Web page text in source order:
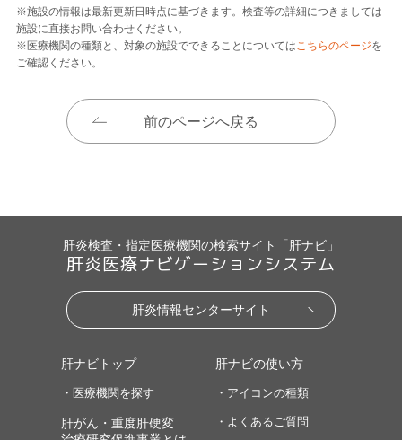
※施設の情報は最新更新日時点に基づきます。検査等の詳細につきましては
施設に直接お問い合わせください。
※医療機関の種類と、対象の施設でできることについてはこちらのページを
ご確認ください。
前のページへ戻る
肝炎検査・指定医療機関の検索サイト「肝ナビ」
肝炎医療ナビゲーションシステム
肝炎情報センターサイト
肝ナビトップ
・医療機関を探す
肝がん・重度肝硬変
肝ナビの使い方
・アイコンの種類
・よくあるご質問